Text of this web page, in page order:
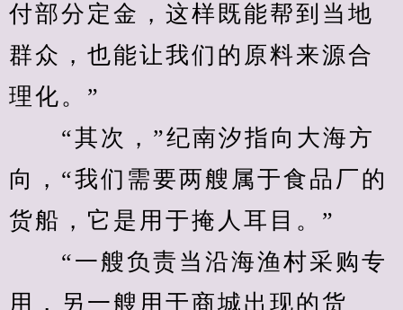
付部分定金，这样既能帮到当地
群众，也能让我们的原料来源合
理化。”
“其次，”纪南汐指向大海方
向，“我们需要两艘属于食品厂的
货船，它是用于掩人耳目。”
“一艘负责当沿海渔村采购专
用，另一艘用于商城出现的货